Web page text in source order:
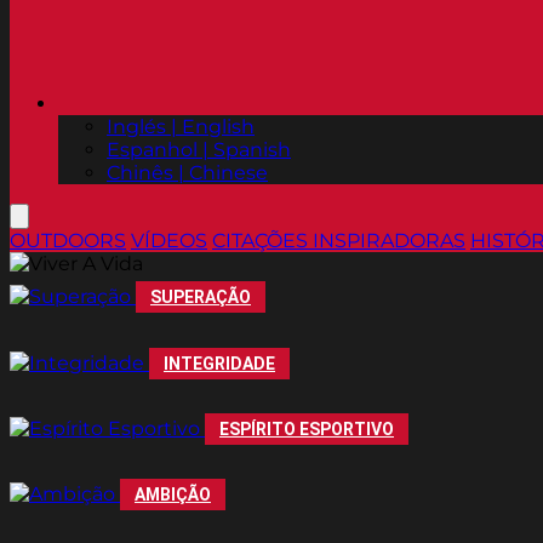
Inglés | English
Espanhol | Spanish
Chinês | Chinese
OUTDOORS VÍDEOS CITAÇÕES INSPIRADORAS
SUPERAÇÃO
INTEGRIDADE
ESPÍRITO ESPORTIVO
AMBIÇÃO